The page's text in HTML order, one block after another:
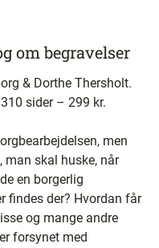
om begravelser
& Dorthe Thersholt.
sider – 299 kr.
men
man skal huske, når
en borgerlig
findes der? Hvordan får
og mange andre
forsynet med